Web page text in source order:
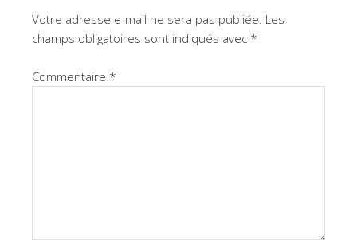
Votre adresse e-mail ne sera pas publiée. Les
champs obligatoires sont indiqués avec *
Commentaire *